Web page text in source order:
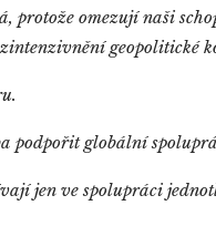
protože omezují naši
geopolitické
podpořit globální
jen ve spolupráci